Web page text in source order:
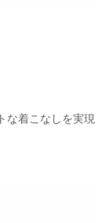
な着こなしを実現